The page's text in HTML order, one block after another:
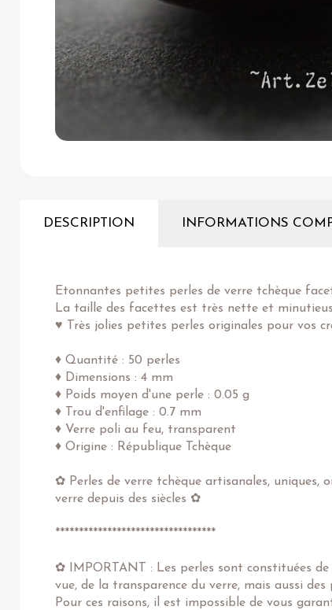
DESCRIPTION INFORMATIONS
Etonnantes petites perles de verre tchèque
La taille des facettes est très nette et
♥ Très jolies petites perles originales pour vos
♦ Quantité : 50 perles
♦ Dimensions : 4 mm
♦ Poids moyen d'une perle : 0.05 g
♦ Trou d'enfilage : 0.7 mm
♦ Verre poli au feu, transparent
♦ Origine : République Tchèque
✿ Perles de verre tchèque artisanales,
verre depuis des siècles ✿
**********************************
✿ IMPORTANT : Les perles sont constituées
vue, de la transparence du verre, mais aussi
Pour ces raisons, il est impossible de vous